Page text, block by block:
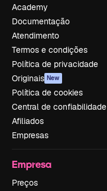
Academy
Documentação
Atendimento
Termos e condições
Política de privacidade
Originais New
Política de cookies
Central de confiabilidade
Afiliados
Empresas
Empresa
Preços